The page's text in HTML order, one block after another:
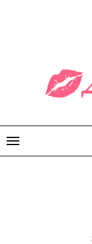
Открыть
меню